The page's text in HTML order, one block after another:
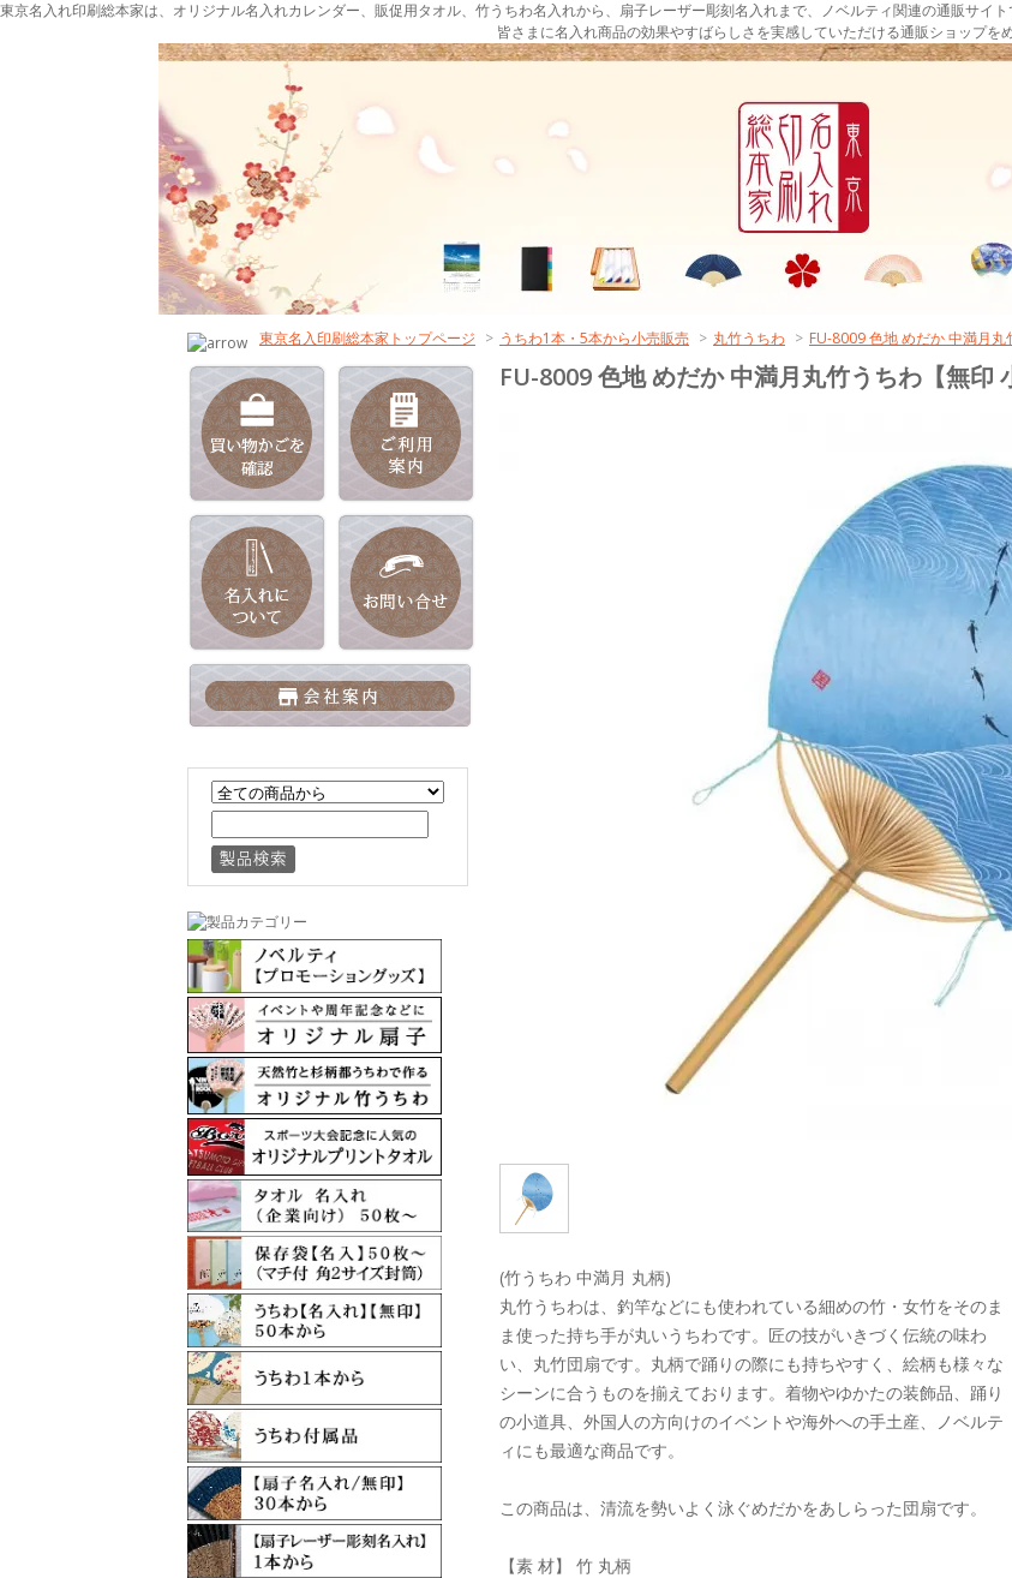
東京名入れ印刷総本家は、オリジナル名入れカレンダー、販促用タオル、竹うちわ名入れから、扇子レーザー彫刻名入れまで、ノベルティ関連の通販サ
皆さまに名入れ商品の効果やすばらしさを実感していただける通販ショップを
東京名入印刷総本家トップページ > うちわ1本・5本から小売販売 > 丸竹うちわ > FU-8009 色地 めだか 中満月丸
FU-8009 色地 めだか 中満月丸竹うちわ【無印
(竹うちわ 中満月 丸柄)
丸竹うちわは、釣竿などにも使われている細めの竹・女竹をそのま
ま使った持ち手が丸いうちわです。匠の技がいきづく伝統の味わ
い、丸竹団扇です。丸柄で踊りの際にも持ちやすく、絵柄も様々な
シーンに合うものを揃えております。着物やゆかたの装飾品、踊り
の小道具、外国人の方向けのイベントや海外への手土産、ノベルテ
ィにも最適な商品です。
この商品は、清流を勢いよく泳ぐめだかをあしらった団扇です。
【素 材】 竹 丸柄